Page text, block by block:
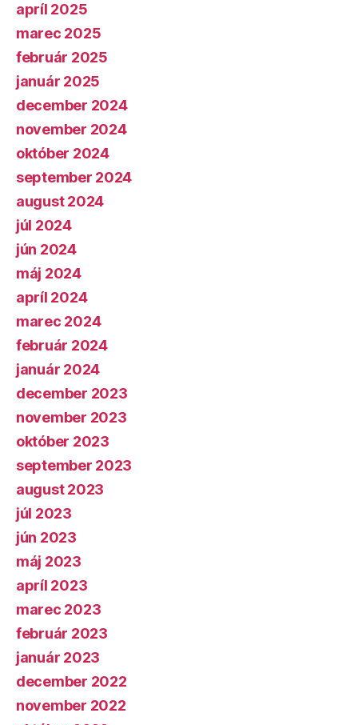
apríl 2025
marec 2025
február 2025
január 2025
december 2024
november 2024
október 2024
september 2024
august 2024
júl 2024
jún 2024
máj 2024
apríl 2024
marec 2024
február 2024
január 2024
december 2023
november 2023
október 2023
september 2023
august 2023
júl 2023
jún 2023
máj 2023
apríl 2023
marec 2023
február 2023
január 2023
december 2022
november 2022